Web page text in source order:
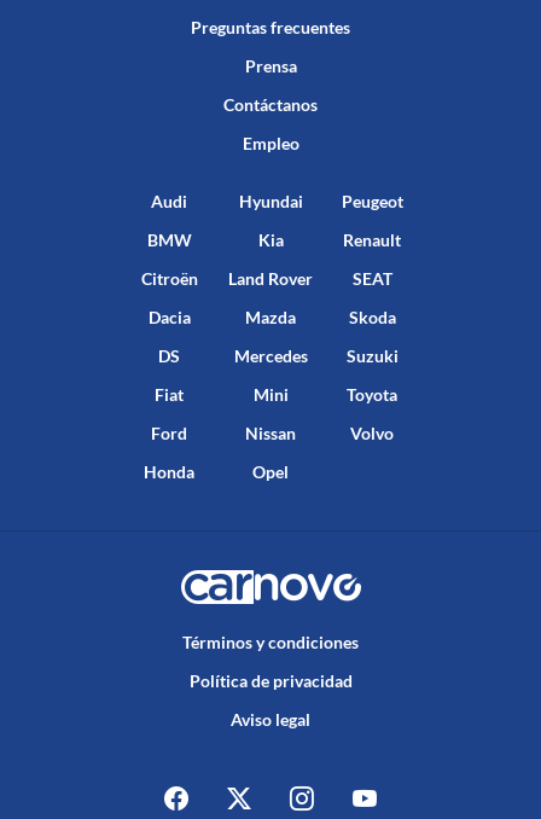
Preguntas frecuentes
Prensa
Contáctanos
Empleo
Audi
BMW
Citroën
Dacia
DS
Fiat
Ford
Honda
Hyundai
Kia
Land Rover
Mazda
Mercedes
Mini
Nissan
Opel
Peugeot
Renault
SEAT
Skoda
Suzuki
Toyota
Volvo
Términos y condiciones
Política de privacidad
Aviso legal